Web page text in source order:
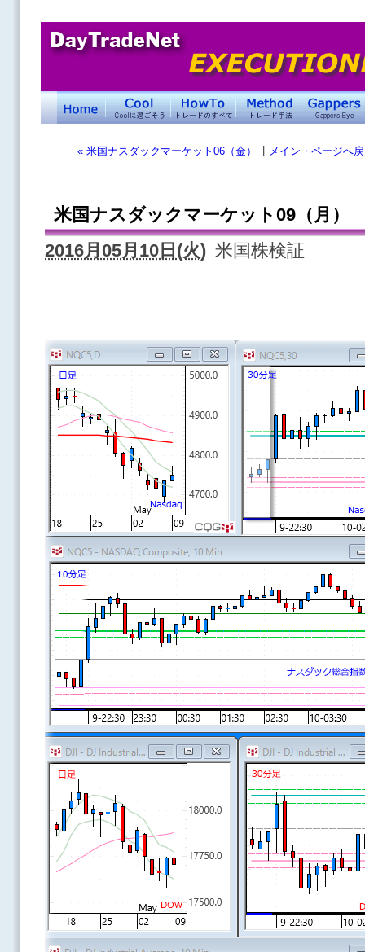
« 米国ナスダックマーケット06（金） メイン・ページへ
米国ナスダックマーケット09（月）
2016月05月10日(火) 米国株検証